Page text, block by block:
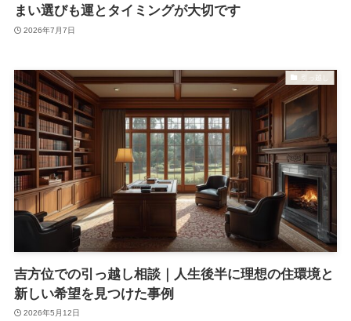
まい選びも運とタイミングが大切です
2026年7月7日
引っ越し
吉方位での引っ越し相談｜人生後半に理想の住環境と
新しい希望を見つけた事例
2026年5月12日